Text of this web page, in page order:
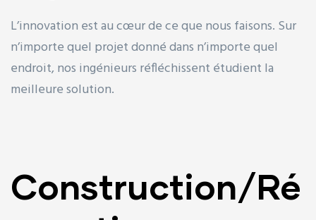
L’innovation est au cœur de ce que nous faisons. Sur
n’importe quel projet donné dans n’importe quel
endroit, nos ingénieurs réfléchissent étudient la
meilleure solution.
Construction/Ré